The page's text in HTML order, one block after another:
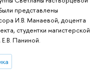
представлены
И.В. Манаевой, доцента
студентки магистерской
Паниной.